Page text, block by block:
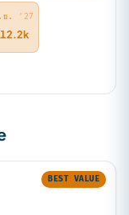
ย. '27
BEST VALUE